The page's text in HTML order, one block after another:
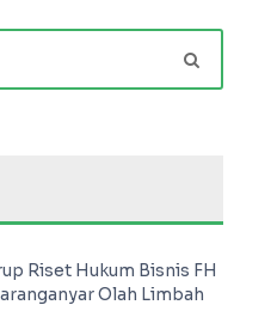
Riset Hukum Bisnis FH
Olah Limbah